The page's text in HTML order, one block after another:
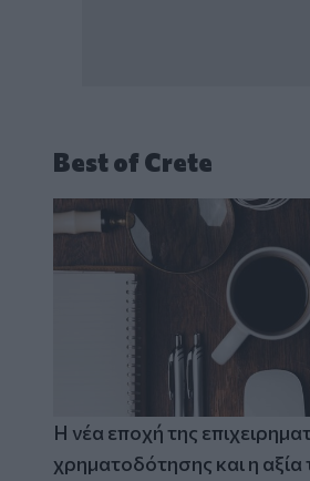
Best of Crete
Η νέα εποχή της
χρηματοδότησης και η αξία